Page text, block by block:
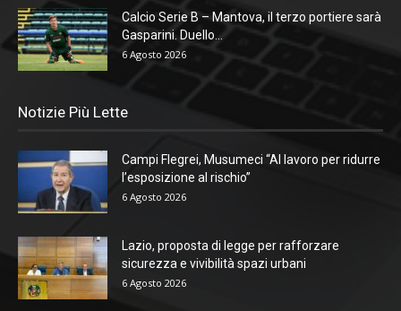
Calcio Serie B – Mantova, il terzo portiere sarà
Gasparini. Duello...
6 Agosto 2026
Notizie Più Lette
Campi Flegrei, Musumeci “Al lavoro per ridurre
l’esposizione al rischio”
6 Agosto 2026
Lazio, proposta di legge per rafforzare
sicurezza e vivibilità spazi urbani
6 Agosto 2026